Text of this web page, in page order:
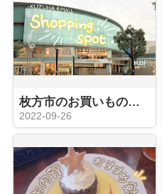
枚方市のお買いものスポット❀
2022-09-26